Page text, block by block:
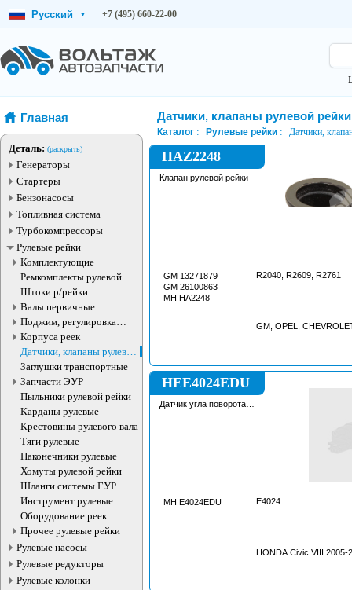
Русский ▾ +7 (495) 660-22-00
Главная
Деталь: (раскрыть)
Генераторы
Стартеры
Бензонасосы
Топливная система
Турбокомпрессоры
Рулевые рейки
Комплектующие
Ремкомплекты рулевой
рейки
Штоки р/рейки
Валы первичные
Поджим, регулировка
рулевые рейки
Корпуса реек
Датчики, клапаны рулевой
рейки
Заглушки транспортные
Запчасти ЭУР
Пыльники рулевой рейки
Карданы рулевые
Крестовины рулевого вала
Тяги рулевые
Наконечники рулевые
Хомуты рулевой рейки
Шланги системы ГУР
Инструмент рулевые
рейки
Оборудование реек
Прочее рулевые рейки
Рулевые насосы
Рулевые редукторы
Рулевые колонки
Датчики, клапаны рулевой рейки
Каталог Рулевые рейки Датчики,
HAZ2248
Клапан рулевой рейки
GM 13271879
GM 26100863
MH HA2248
R2040, R2609, R2761
GM, OPEL,
HEE4024EDU
Датчик угла поворота
MH E4024EDU E4024
HONDA Civic VIII 2005-